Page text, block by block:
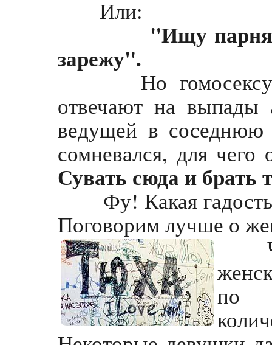
Или:
"Ищу парня
зарежу".
Но
отвечают на выпады
ведущей в
сомневался, для
Сувать сюда и брать
Фу! Какая гадость!
Поговорим лучше о
по